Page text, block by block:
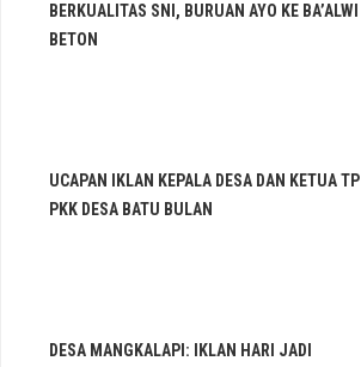
BERKUALITAS SNI, BURUAN AYO KE BA’ALWI
BETON
UCAPAN IKLAN KEPALA DESA DAN KETUA TP
PKK DESA BATU BULAN
DESA MANGKALAPI: IKLAN HARI JADI